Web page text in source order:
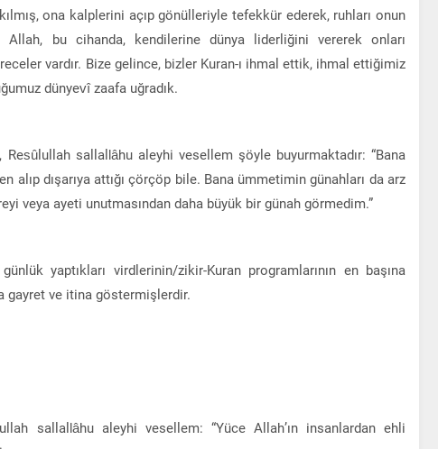
ona kalplerini açıp gönülleriyle tefekkür ederek, ruhları onun
bu cihanda, kendilerine dünya liderliğini vererek onları
vardır. Bize gelince, bizler Kuran-ı ihmal ettik, ihmal ettiğimiz
dünyevî zaafa uğradık.
sallallâhu aleyhi vesellem şöyle buyurmaktadır: “Bana
dışarıya attığı çörçöp bile. Bana ümmetimin günahları da arz
veya ayeti unutmasından daha büyük bir günah görmedim.”
yaptıkları virdlerinin/zikir-Kuran programlarının en başına
gayret ve itina göstermişlerdir.
sallallâhu aleyhi vesellem: “Yüce Allah’ın insanlardan ehli